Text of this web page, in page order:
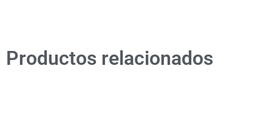
Productos relacionados